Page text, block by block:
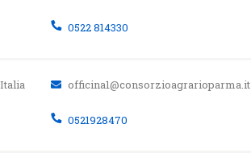
0522 814330
officina1@consorzioagrarioparma.it
0521928470